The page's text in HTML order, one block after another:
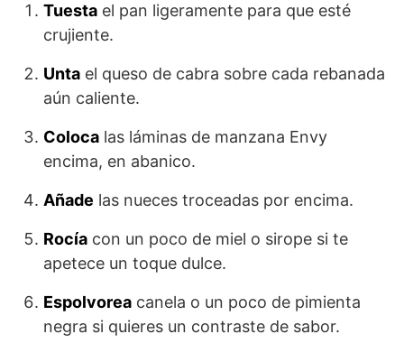
Tuesta el pan ligeramente para que esté
crujiente.
Unta el queso de cabra sobre cada rebanada
aún caliente.
Coloca las láminas de manzana Envy
encima, en abanico.
Añade las nueces troceadas por encima.
Rocía con un poco de miel o sirope si te
apetece un toque dulce.
Espolvorea canela o un poco de pimienta
negra si quieres un contraste de sabor.